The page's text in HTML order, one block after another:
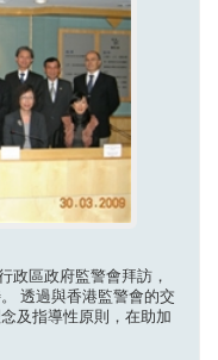
政區政府監警會拜訪，
透過與香港監警會的交
及指導性原則，在助加